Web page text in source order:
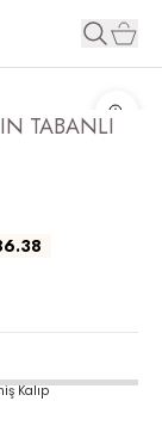
TABANLI
Kalıp